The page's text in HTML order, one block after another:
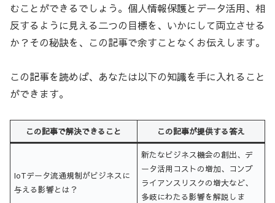
むことができるでしょう。個人情報保護とデータ活用、相
反するように見える二つの目標を、いかにして両立させる
か？その秘訣を、この記事で余すことなくお伝えします。
この記事を読めば、あなたは以下の知識を手に入れること
ができます。
この記事で解決できること この記事が提供する答え
IoTデータ流通規制がビジネスに
与える影響とは？
新たなビジネス機会の創出、デ
ータ活用コストの増加、コンプ
ライアンスリスクの増大など、
多岐にわたる影響を解説しま